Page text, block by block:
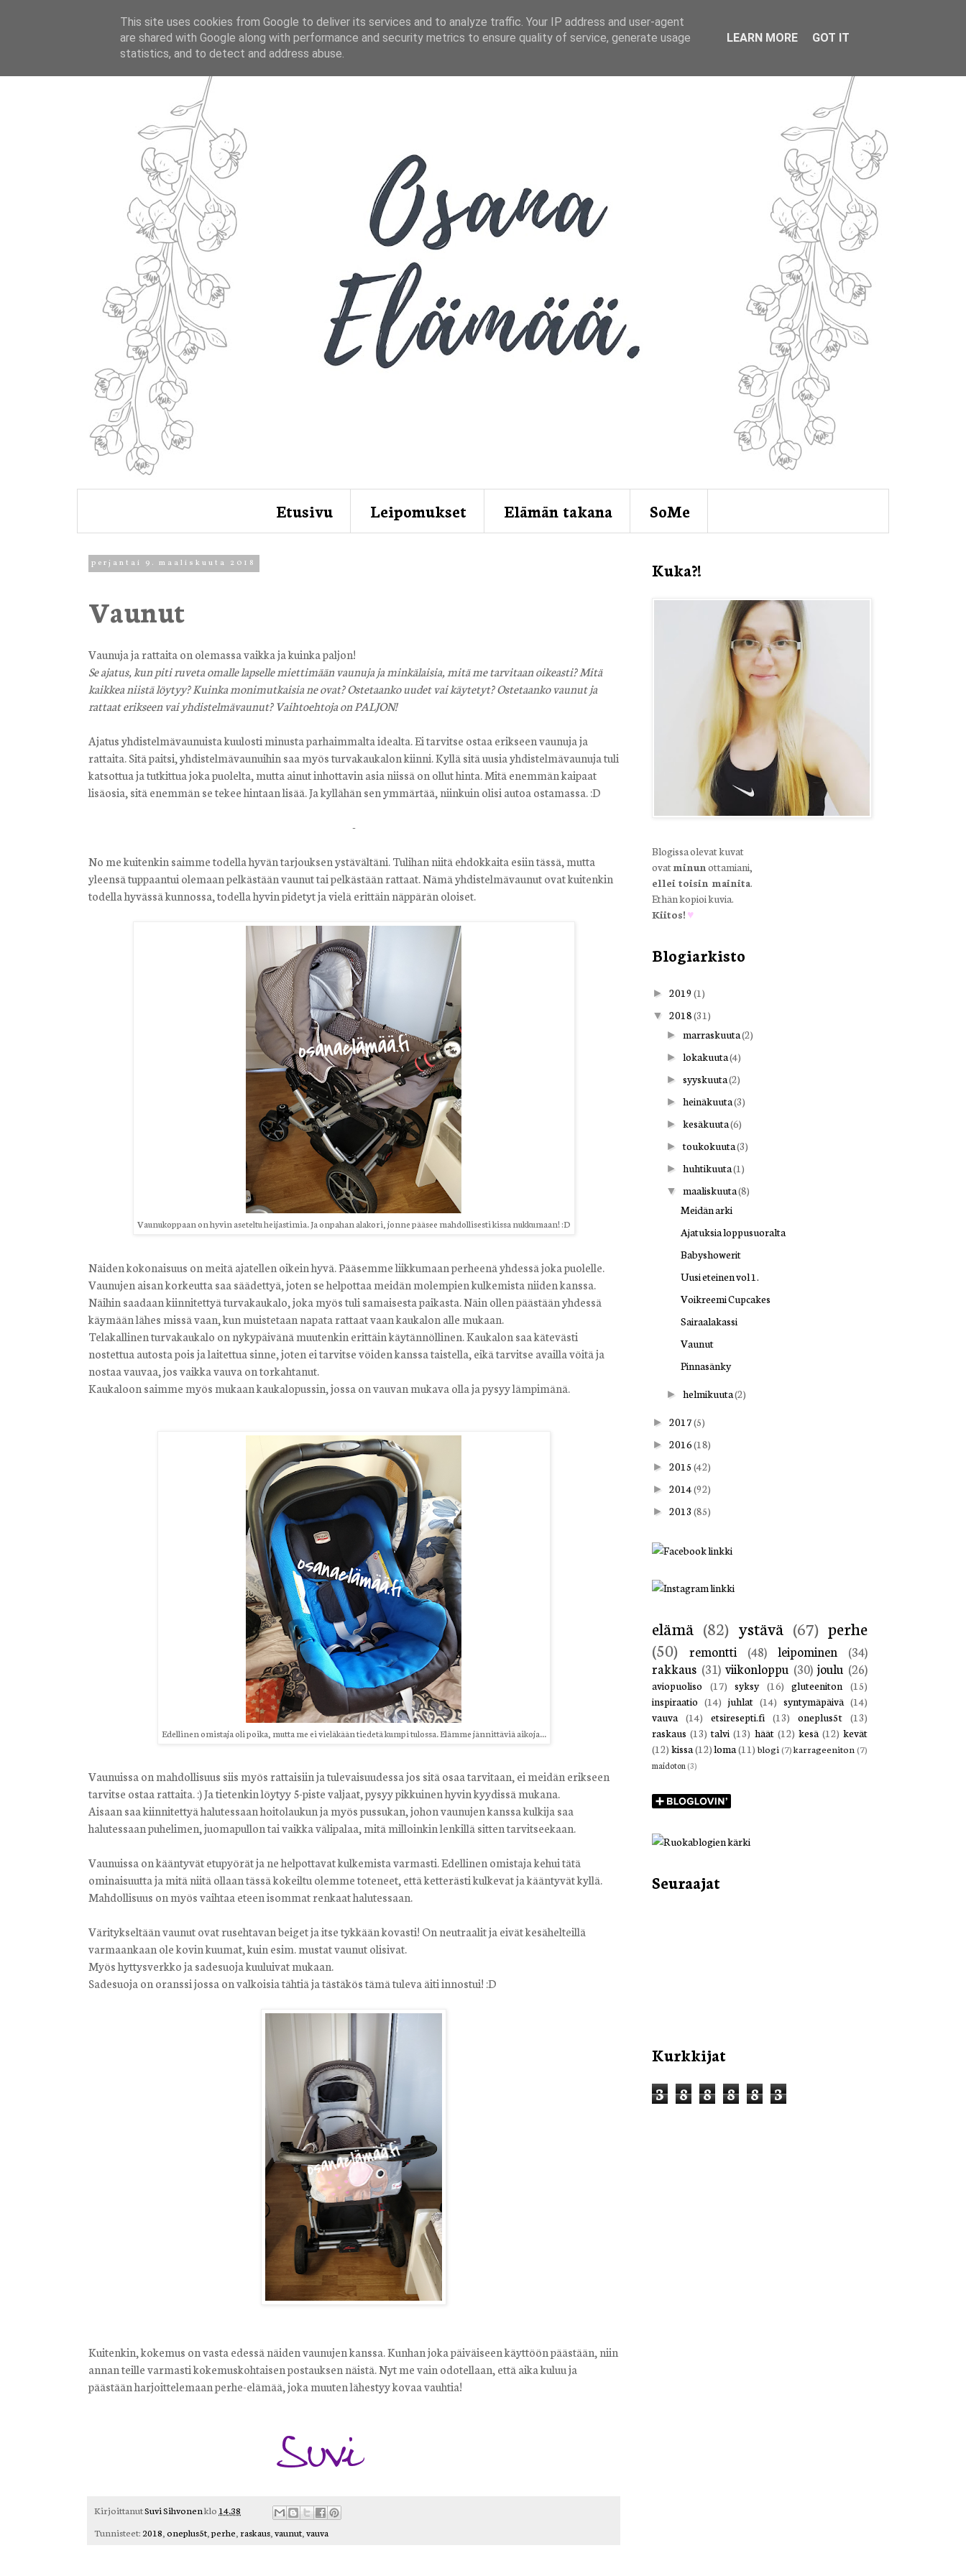
Etusivu Leipomukset Elämän takana SoMe
perjantai 9. maaliskuuta 2018
Vaunut
Vaunuja ja rattaita on olemassa vaikka ja kuinka paljon!
Se ajatus, kun piti ruveta omalle lapselle miettimään vaunuja ja minkälaisia, mitä me tarvitaan oikeasti? Mitä
kaikkea niistä löytyy? Kuinka monimutkaisia ne ovat? Ostetaanko uudet vai käytetyt? Ostetaanko vaunut ja
rattaat erikseen vai yhdistelmävaunut? Vaihtoehtoja on PALJON!
Ajatus yhdistelmävaunuista kuulosti minusta parhaimmalta idealta. Ei tarvitse ostaa erikseen vaunuja ja
rattaita. Sitä paitsi, yhdistelmävaunuihin saa myös turvakaukalon kiinni. Kyllä sitä uusia yhdistelmävaunuja tuli
katsottua ja tutkittua joka puolelta, mutta ainut inhottavin asia niissä on ollut hinta. Mitä enemmän kaipaat
lisäosia, sitä enemmän se tekee hintaan lisää. Ja kyllähän sen ymmärtää, niinkuin olisi autoa ostamassa. :D
-
No me kuitenkin saimme todella hyvän tarjouksen ystävältäni. Tulihan niitä ehdokkaita esiin tässä, mutta
yleensä tuppaantui olemaan pelkästään vaunut tai pelkästään rattaat. Nämä yhdistelmävaunut ovat kuitenkin
todella hyvässä kunnossa, todella hyvin pidetyt ja vielä erittäin näppärän oloiset.
Vaunukoppaan on hyvin aseteltu heijastimia. Ja onpahan alakori, jonne pääsee mahdollisesti kissa nukkumaan! :D
Näiden kokonaisuus on meitä ajatellen oikein hyvä. Pääsemme liikkumaan perheenä yhdessä joka puolelle.
Vaunujen aisan korkeutta saa säädettyä, joten se helpottaa meidän molempien kulkemista niiden kanssa.
Näihin saadaan kiinnitettyä turvakaukalo, joka myös tuli samaisesta paikasta. Näin ollen päästään yhdessä
käymään lähes missä vaan, kun muistetaan napata rattaat vaan kaukalon alle mukaan.
Telakallinen turvakaukalo on nykypäivänä muutenkin erittäin käytännöllinen. Kaukalon saa kätevästi
nostettua autosta pois ja laitettua sinne, joten ei tarvitse vöiden kanssa taistella, eikä tarvitse availla vöitä ja
nostaa vauvaa, jos vaikka vauva on torkahtanut.
Kaukaloon saimme myös mukaan kaukalopussin, jossa on vauvan mukava olla ja pysyy lämpimänä.
Edellinen omistaja oli poika, mutta me ei vieläkään tiedetä kumpi tulossa. Elämme jännittäviä aikoja...
Vaunuissa on mahdollisuus siis myös rattaisiin ja tulevaisuudessa jos sitä osaa tarvitaan, ei meidän erikseen
tarvitse ostaa rattaita. :) Ja tietenkin löytyy 5-piste valjaat, pysyy pikkuinen hyvin kyydissä mukana.
Aisaan saa kiinnitettyä halutessaan hoitolaukun ja myös pussukan, johon vaunujen kanssa kulkija saa
halutessaan puhelimen, juomapullon tai vaikka välipalaa, mitä milloinkin lenkillä sitten tarvitseekaan.
Vaunuissa on kääntyvät etupyörät ja ne helpottavat kulkemista varmasti. Edellinen omistaja kehui tätä
ominaisuutta ja mitä niitä ollaan tässä kokeiltu olemme toteneet, että ketterästi kulkevat ja kääntyvät kyllä.
Mahdollisuus on myös vaihtaa eteen isommat renkaat halutessaan.
Väritykseltään vaunut ovat rusehtavan beiget ja itse tykkään kovasti! On neutraalit ja eivät kesähelteillä
varmaankaan ole kovin kuumat, kuin esim. mustat vaunut olisivat.
Myös hyttysverkko ja sadesuoja kuuluivat mukaan.
Sadesuoja on oranssi jossa on valkoisia tähtiä ja tästäkös tämä tuleva äiti innostui! :D
Kuitenkin, kokemus on vasta edessä näiden vaunujen kanssa. Kunhan joka päiväiseen käyttöön päästään, niin
annan teille varmasti kokemuskohtaisen postauksen näistä. Nyt me vain odotellaan, että aika kuluu ja
päästään harjoittelemaan perhe-elämää, joka muuten lähestyy kovaa vauhtia!
KirjoittanutSuvi Sihvonenklo 14.38
Tunnisteet: 2018 oneplus5t ,perhe raskaus vaunut vauva
Kuka?!
Blogissa olevat kuvat
ovatminunottamiani,
ellei toisin mainita.
Ethän kopioi kuvia.
Kiitos! ♥
Blogiarkisto
► 2019 (1)
▼ 2018(31)
►marraskuuta(2)
►lokakuuta(4)
►syyskuuta(2)
►heinäkuuta(3)
►kesäkuuta(6)
►toukokuuta(3)
►huhtikuuta(1)
▼maaliskuuta(8)
Meidän arki
Ajatuksia loppusuoralta
Babyshowerit
Uusi eteinen vol 1.
Voikreemi Cupcakes
Sairaalakassi
Vaunut
Pinnasänky
►helmikuuta(2)
► 2017(5)
► 2016(18)
► 2015 (42)
► 2014(92)
► 2013 (85)
elämä (82) ystävä (67) perhe
(50)
remontti (48) leipominen
(34)
rakkaus (31) viikonloppu (30) joulu (26)
aviopuoliso (17) syksy (16) gluteeniton
(15)
inspiraatio (14) juhlat (14) syntymäpäivä (14)
vauva (14) etsiresepti.fi (13) oneplus5t (13)
raskaus (13) talvi (13) häät (12) kesä (12) kevät
(12) kissa(12)loma(11) blogi (7)karrageeniton (7)
maidoton (3)
Seuraajat
Kurkkijat
3
8 8 8 8 3
This site uses cookies from Google to deliver its services and to analyze traffic. Your IP address and user-agent
are shared with Google along with performance and security metrics to ensure quality of service, generate usage
statistics, and to detect and address abuse.
LEARN MORE GOT IT